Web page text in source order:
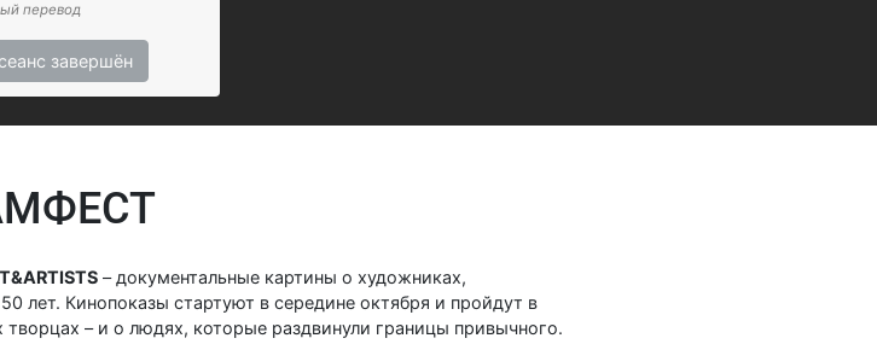
перевод
сеанс завершён
– документальные картины о художниках,
лет. Кинопоказы стартуют в середине октября и пройдут в
– и о людях, которые раздвинули границы привычного.